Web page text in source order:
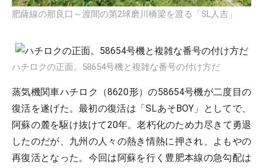
肥薩線の那良口～渡間の第2球磨川橋梁を渡る「SL人吉」
ハチロクの正面。58654号機と複雑な番号の付け方だ
蒸気機関車ハチロク（8620形）の58654号機が二度目の
復活を遂げた。最初の復活は「SLあそBOY」としてで、
阿蘇の麓を駆け抜けて20年。老朽化のため力尽きて勇退
したのだが、九州の人々の熱き情熱に押され、よもやの
再復活となった。今回は阿蘇を行く豊肥本線の急勾配は